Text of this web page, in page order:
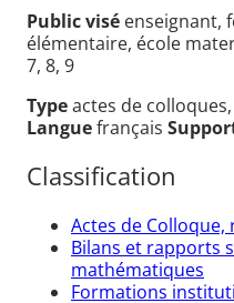
Public visé enseignant,
élémentaire, école
7, 8, 9
Typeactes de
Languefrançais
Classification
Actes de
Bilans et rapports
mathématiques
Formations